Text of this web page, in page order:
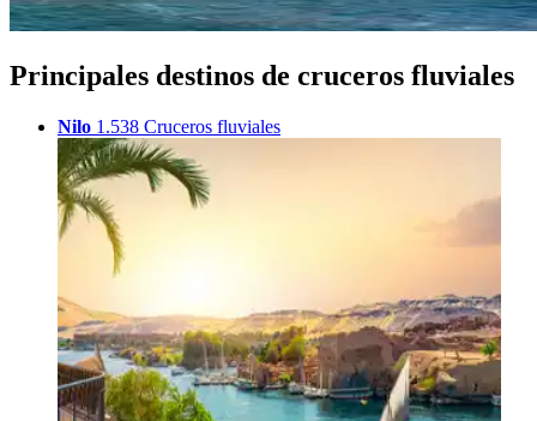
Principales destinos de cruceros fluviales
Nilo 1.538 Cruceros fluviales